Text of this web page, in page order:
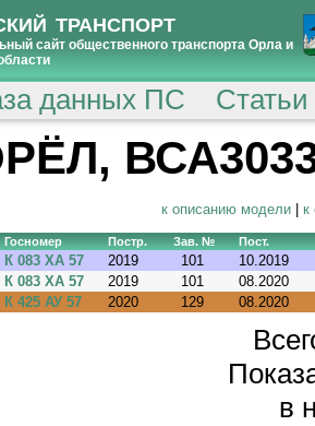
ТРАНСПОРТ
сайт общественного транспорта Орла и
данных ПС
к описанию модели| к
Госномер Постр. Зав. № Пост.
К 083 ХА 57 2019 101
10.2019
К 083 ХА 57 2019 101
08.2020
К 425 АУ 57 2020 129 08.2020
в